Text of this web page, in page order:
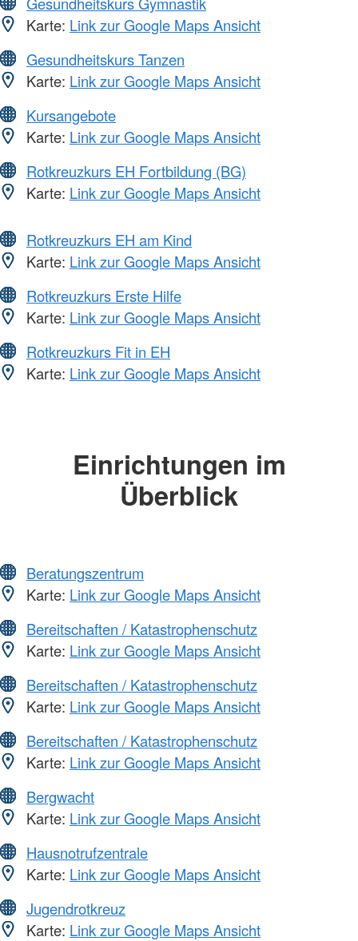
Karte: Link zur Google Maps Ansicht
Gesundheitskurs Tanzen
Karte: Link zur Google Maps Ansicht
Kursangebote
Karte: Link zur Google Maps Ansicht
Rotkreuzkurs EH Fortbildung (BG)
Karte: Link zur Google Maps Ansicht
Rotkreuzkurs EH am Kind
Karte: Link zur Google Maps Ansicht
Rotkreuzkurs Erste Hilfe
Karte: Link zur Google Maps Ansicht
Rotkreuzkurs Fit in EH
Karte: Link zur Google Maps Ansicht
Einrichtungen im
Überblick
Beratungszentrum
Karte: Link zur Google Maps Ansicht
Bereitschaften / Katastrophenschutz
Karte: Link zur Google Maps Ansicht
Bereitschaften / Katastrophenschutz
Karte: Link zur Google Maps Ansicht
Bereitschaften / Katastrophenschutz
Karte: Link zur Google Maps Ansicht
Bergwacht
Karte: Link zur Google Maps Ansicht
Hausnotrufzentrale
Karte: Link zur Google Maps Ansicht
Jugendrotkreuz
Karte: Link zur Google Maps Ansicht